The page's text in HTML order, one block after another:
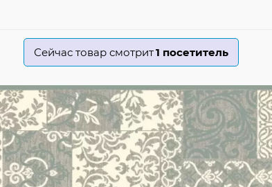
Сейчас товар смотрит1 посетитель